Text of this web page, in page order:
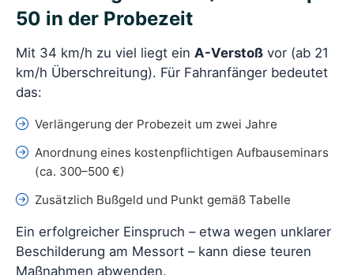
50 in der Probezeit
Mit 34 km/h zu viel liegt ein A-Verstoß vor (ab 21
km/h Überschreitung). Für Fahranfänger bedeutet
das:
Verlängerung der Probezeit um zwei Jahre
Anordnung eines kostenpflichtigen Aufbauseminars
(ca. 300–500 €)
Zusätzlich Bußgeld und Punkt gemäß Tabelle
Ein erfolgreicher Einspruch – etwa wegen unklarer
Beschilderung am Messort – kann diese teuren
Maßnahmen abwenden.